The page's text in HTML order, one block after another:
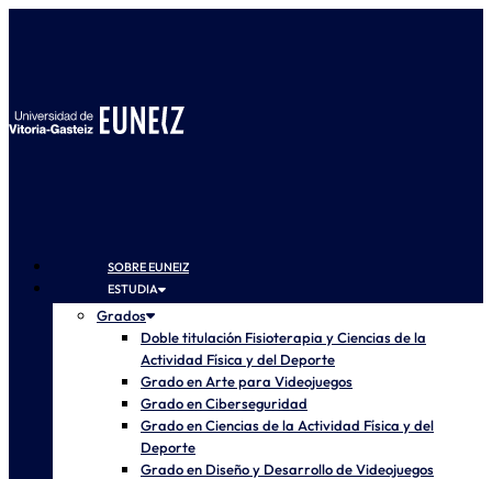
SOBRE EUNEIZ
ESTUDIA
Grados
Doble titulación Fisioterapia y Ciencias de la
Actividad Física y del Deporte
Grado en Arte para Videojuegos
Grado en Ciberseguridad
Grado en Ciencias de la Actividad Física y del
Deporte
Grado en Diseño y Desarrollo de Videojuegos